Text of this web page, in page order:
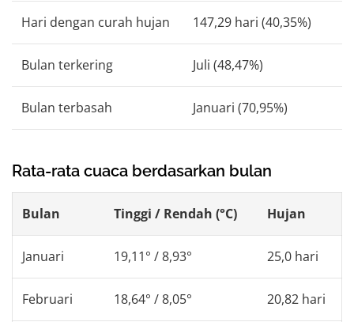
Hari dengan curah hujan 147,29 hari (40,35%)
Bulan terkering Juli (48,47%)
Bulan terbasah Januari (70,95%)
Rata-rata cuaca berdasarkan bulan
Bulan Tinggi / Rendah (°C) Hujan
Januari 19,11° / 8,93° 25,0 hari
Februari 18,64° / 8,05° 20,82 hari